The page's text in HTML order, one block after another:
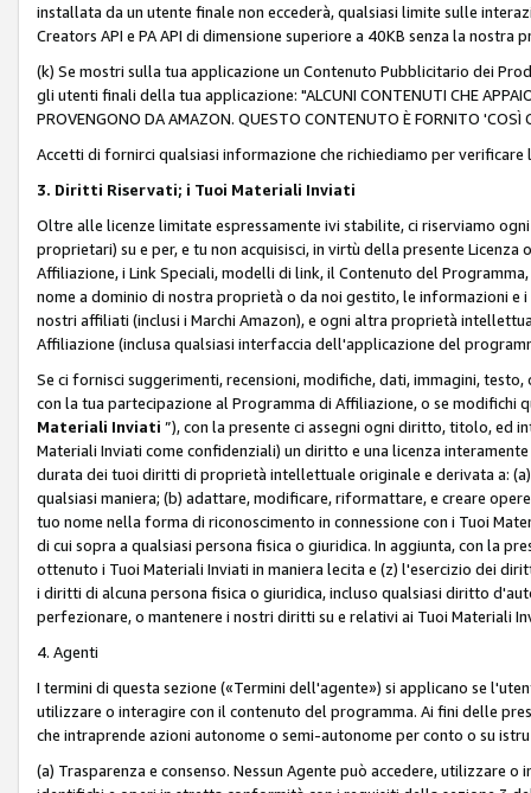
installata da un utente finale non eccederà, qualsiasi limite sulle
Creators API e PA API di dimensione superiore a 40KB senza la nostra
(k) Se mostri sulla tua applicazione un Contenuto Pubblicitario dei
gli utenti finali della tua applicazione: "ALCUNI CONTENUTI CHE
PROVENGONO DA AMAZON. QUESTO CONTENUTO È FORNITO
Accetti di fornirci qualsiasi informazione che richiediamo per
3. Diritti Riservati; i Tuoi Materiali Inviati
Oltre alle licenze limitate espressamente ivi stabilite, ci riserviamo
proprietari) su e per, e tu non acquisisci, in virtù della presente
Affiliazione, i Link Speciali, modelli di link, il Contenuto del
nome a dominio di nostra proprietà o da noi gestito, le informazioni e
nostri affiliati (inclusi i Marchi Amazon), e ogni altra proprietà
Affiliazione (inclusa qualsiasi interfaccia dell'applicazione del
Se ci fornisci suggerimenti, recensioni, modifiche, dati, immagini,
con la tua partecipazione al Programma di Affiliazione, o se modifichi
Materiali Inviati ”), con la presente ci assegni ogni diritto, titolo, ed
Materiali Inviati come confidenziali) un diritto e una licenza
durata dei tuoi diritti di proprietà intellettuale originale e derivata a:
qualsiasi maniera; (b) adattare, modificare, riformattare, e creare
tuo nome nella forma di riconoscimento in connessione con i Tuoi
di cui sopra a qualsiasi persona fisica o giuridica. In aggiunta, con la
ottenuto i Tuoi Materiali Inviati in maniera lecita e (z) l'esercizio dei
i diritti di alcuna persona fisica o giuridica, incluso qualsiasi diritto
perfezionare, o mantenere i nostri diritti su e relativi ai Tuoi Materiali
4. Agenti
I termini di questa sezione («Termini dell'agente») si applicano se
utilizzare o interagire con il contenuto del programma. Ai fini delle
che intraprende azioni autonome o semi-autonome per conto o su
(a) Trasparenza e consenso. Nessun Agente può accedere, utilizzare